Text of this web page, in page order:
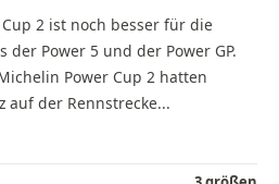
2 ist noch besser für die
Power 5 und der Power GP.
Power Cup 2 hatten
auf der Rennstrecke...